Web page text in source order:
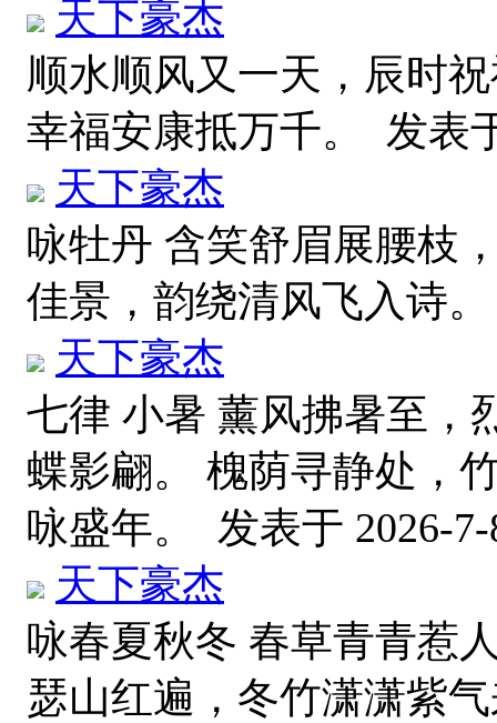
天下豪杰
顺水顺风又一天，辰时
幸福安康抵万千。 发表
天下豪杰
咏牡丹 含笑舒眉展腰枝
佳景，韵绕清风飞入诗
天下豪杰
七律 小暑 薰风拂暑至，
蝶影翩。 槐荫寻静处，
咏盛年。 发表于 2026-
天下豪杰
咏春夏秋冬 春草青青惹
瑟山红遍，冬竹潇潇紫